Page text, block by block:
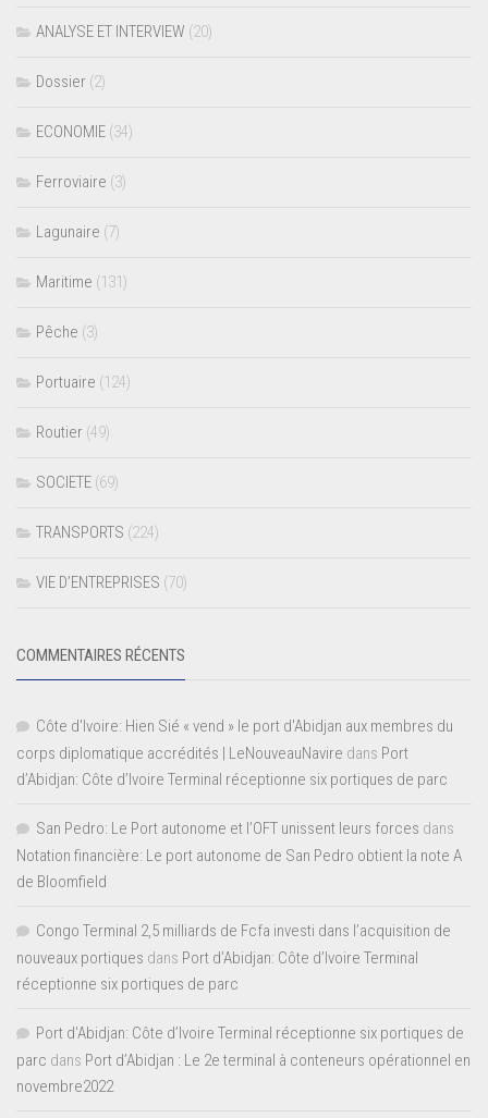
ANALYSE ET INTERVIEW (20)
Dossier (2)
ECONOMIE (34)
Ferroviaire (3)
Lagunaire (7)
Maritime (131)
Pêche (3)
Portuaire (124)
Routier (49)
SOCIETE (69)
TRANSPORTS (224)
VIE D’ENTREPRISES (70)
COMMENTAIRES RÉCENTS
Côte d'Ivoire: Hien Sié « vend » le port d'Abidjan aux membres du
corps diplomatique accrédités | LeNouveauNavire dans Port
d’Abidjan: Côte d’Ivoire Terminal réceptionne six portiques de parc
San Pedro: Le Port autonome et l’OFT unissent leurs forces dans
Notation financière: Le port autonome de San Pedro obtient la note A
de Bloomfield
Congo Terminal 2,5 milliards de Fcfa investi dans l’acquisition de
nouveaux portiques dans Port d’Abidjan: Côte d’Ivoire Terminal
réceptionne six portiques de parc
Port d'Abidjan: Côte d’Ivoire Terminal réceptionne six portiques de
parc dans Port d’Abidjan : Le 2e terminal à conteneurs opérationnel en
novembre2022